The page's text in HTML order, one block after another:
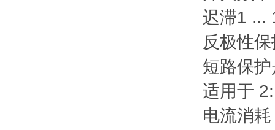
迟滞1 ...
反极性
短路保护
适用于
电流消耗